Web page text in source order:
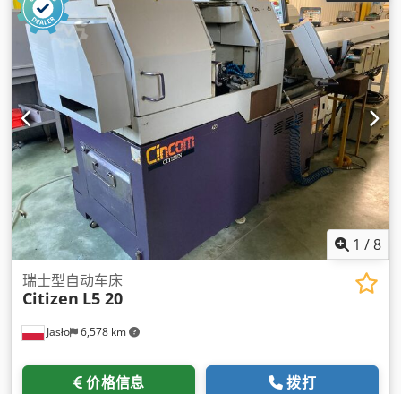
1 /8
Jasło 6,578 km
瑞士型自动车床
Citizen L5 20
价格信息 拨打